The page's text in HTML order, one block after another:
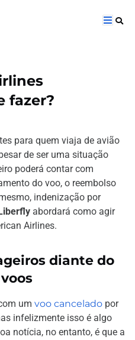
fazer?
para quem viaja de avião
de ser uma situação
poderá contar com
do voo, o reembolso
indenização por
abordará como agir
Airlines.
diante do
um voo cancelado por
infelizmente isso é algo
notícia, no entanto, é que a